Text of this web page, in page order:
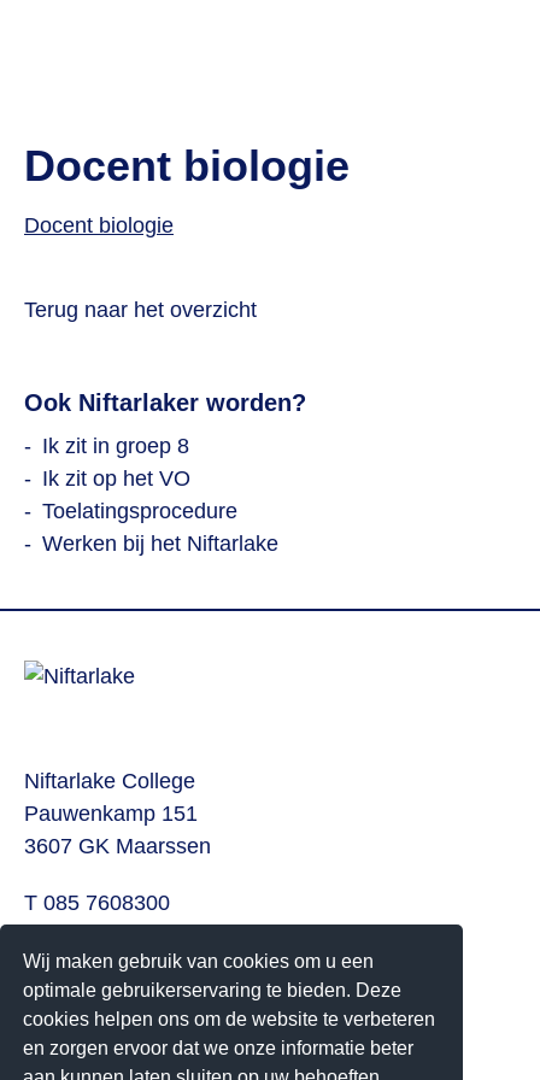
Wij maken gebruik van cookies om u een
optimale gebruikerservaring te bieden. Deze
cookies helpen ons om de website te verbeteren
en zorgen ervoor dat we onze informatie beter
Docent biologie
Docent biologie
Terug naar het overzicht
Ook Niftarlaker worden?
Ik zit in groep 8
Ik zit op het VO
Toelatingsprocedure
Werken bij het Niftarlake
Niftarlake College
Pauwenkamp 151
3607 GK Maarssen
T 085 7608300
Volg ons ook op:
Twitter
Youtube